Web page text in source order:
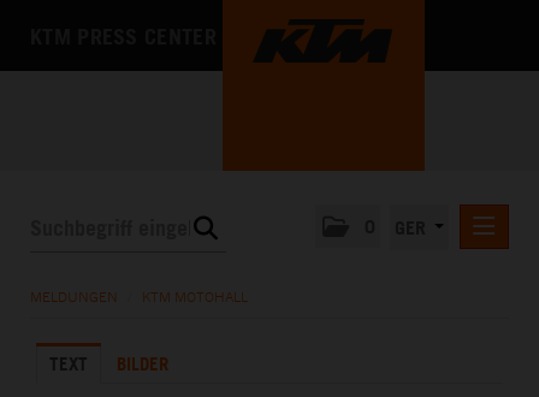
MEDIA
MELDUNGEN KTM MOTOHALL
TEXT BILDER